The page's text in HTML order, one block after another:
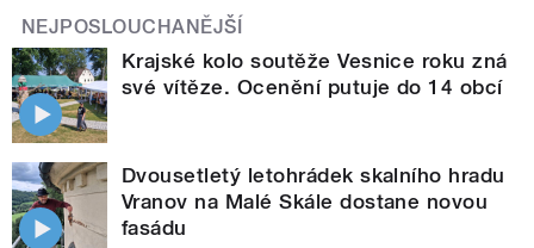
NEJPOSLOUCHANĚJŠÍ
Krajské kolo soutěže Vesnice roku zná
své vítěze. Ocenění putuje do 14 obcí
Dvousetletý letohrádek skalního hradu
Vranov na Malé Skále dostane novou
fasádu